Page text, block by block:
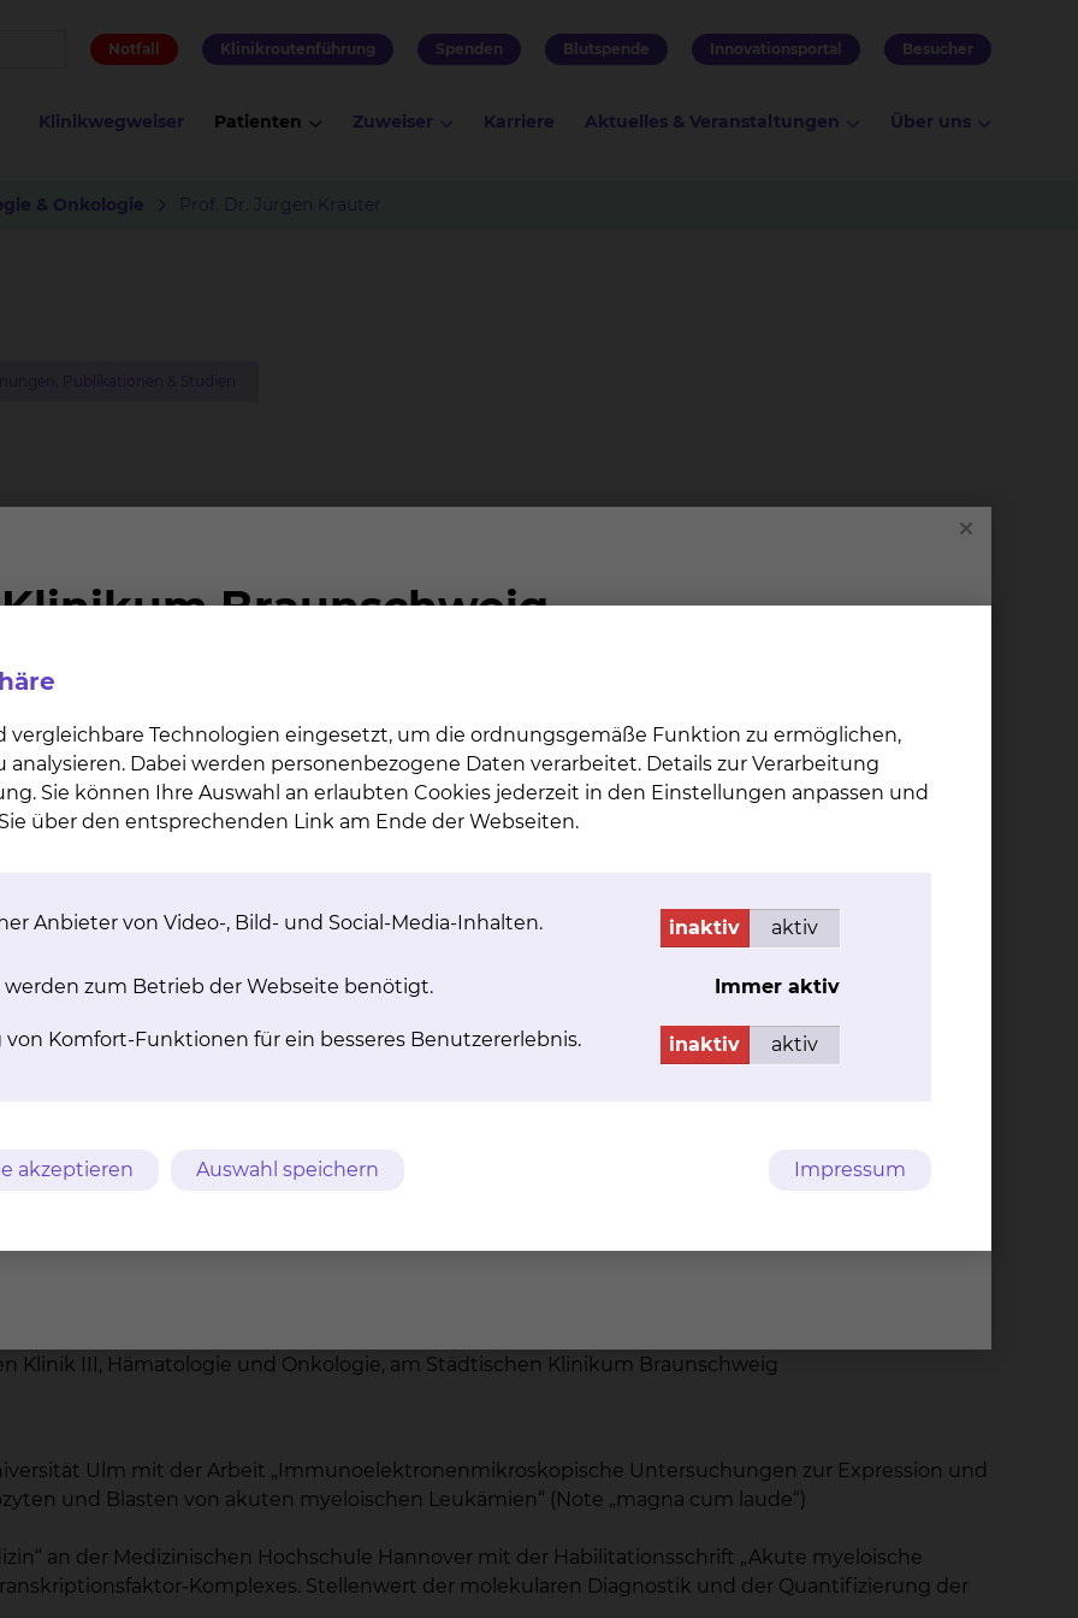
Notfall Klinikroutenführung Spenden Blutspende Innovationsportal Besucher
Klinikwegweiser Patienten Zuweiser Karriere Aktuelles & Veranstaltungen Über uns
& Onkologie Prof. Dr. Jürgen Krauter
bzw. Wissenschaftlicher Assistent der Abteilung Innere Medizin III (Innere Medizin mit
Assistent der Klinik für Hämatologie, Hämostaseologie, Onkologie, und Stammzelltransplantation
Advanced“ der Hannover School for Health Management
Hämatologie und Internistische Onkologie durch die Landesärztekammer Niedersachsen
Klinik III, Hämatologie und Onkologie, am Städtischen Klinikum Braunschweig
Ulm mit der Arbeit „Immunoelektronenmikroskopische Untersuchungen zur Expression und
und Blasten von akuten myeloischen Leukämien“ (Note „magna cum laude“)
an der Medizinischen Hochschule Hannover mit der Habilitationsschrift „Akute myeloische
Komplexes. Stellenwert der molekularen Diagnostik und der Quantifizierung der
vergleichbare Technologien eingesetzt, um die ordnungsgemäße Funktion zu ermöglichen,
Dabei werden personenbezogene Daten verarbeitet. Details zur Verarbeitung
Sie können Ihre Auswahl an erlaubten Cookies jederzeit in den Einstellungen anpassen und
über den entsprechenden Link am Ende der Webseiten.
Anbieter von Video-, Bild- und Social-Media-Inhalten. inaktiv aktiv
werden zum Betrieb der Webseite benötigt. Immer aktiv
Komfort-Funktionen für ein besseres Benutzererlebnis. inaktiv aktiv
akzeptieren Auswahl speichern Impressum